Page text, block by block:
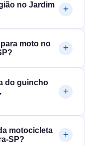
no Jardim
moto no
do guincho
motocicleta